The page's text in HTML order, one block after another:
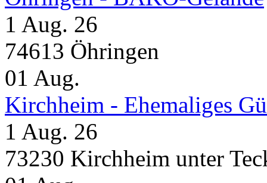
1 Aug. 26
74613 Öhringen
01 Aug.
Kirchheim - Ehemaliges
1 Aug. 26
73230 Kirchheim unter